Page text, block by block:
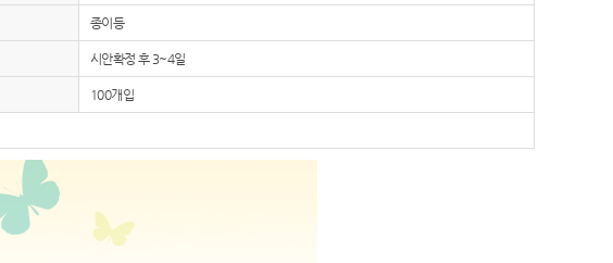
종이등
시안확정 후 3~4일
100개입